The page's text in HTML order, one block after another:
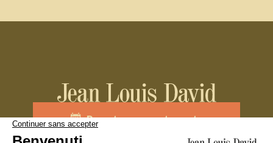
Prenota un appuntamento